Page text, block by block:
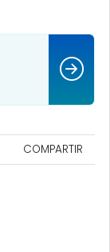
COMPARTIR